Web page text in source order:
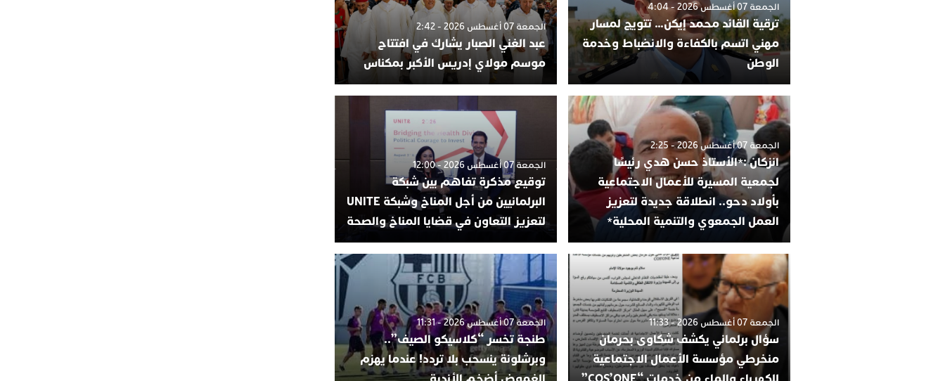
الجمعة 07 أغسطس 2026 - 4:04
ترقية القائد محمد إيكن… تتويج لمسار
مهني اتسم بالكفاءة والانضباط وخدمة
الوطن
الجمعة 07 أغسطس 2026 - 2:42
عبد الغني الصبار يشارك في افتتاح
موسم مولاي إدريس الأكبر بمكناس
الجمعة 07 أغسطس 2026 - 2:25
انزكان :*الأستاذ حسن هدي رئيسًا
لجمعية المسيرة للأعمال الاجتماعية
بأولاد دحو.. انطلاقة جديدة لتعزيز
العمل الجمعوي والتنمية المحلية*
الجمعة 07 أغسطس 2026 - 12:00
توقيع مذكرة تفاهم بين شبكة
البرلمانيين من أجل المناخ وشبكة UNITE
لتعزيز التعاون في قضايا المناخ والصحة
الجمعة 07 أغسطس 2026 - 11:33
سؤال برلماني يكشف شكاوى بحرمان
منخرطي مؤسسة الأعمال الاجتماعية
الجمعة 07 أغسطس 2026 - 11:31
طنجة تخسر “كلاسيكو الصيف”..
وبرشلونة ينسحب بلا تردد! عندما يهزم